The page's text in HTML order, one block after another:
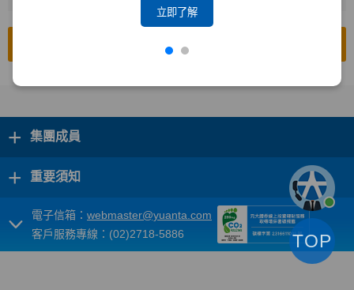
立即了解
前往公開資訊觀測站
+ 集團成員
+ 重要須知
電子信箱： webmaster@yuanta.com
客戶服務專線：(02)2718-5886
TOP